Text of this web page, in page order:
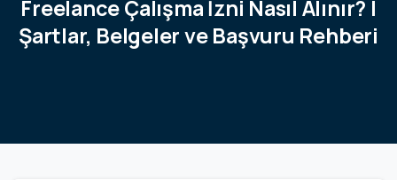
FreelanceÇalışmaİzni Nasıl Alınır? |
Şartlar, Belgelerve Başvuru Rehberi